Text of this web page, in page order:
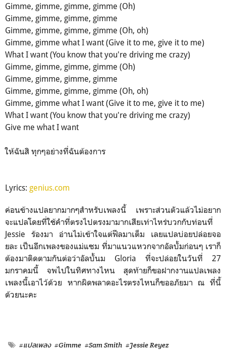
Gimme, gimme, gimme, gimme (Oh)
Gimme, gimme, gimme, gimme
Gimme, gimme, gimme, gimme (Oh, oh)
Gimme, gimme what I want (Give it to me, give it to me)
What I want (You know that you're driving me crazy)
Gimme, gimme, gimme, gimme (Oh)
Gimme, gimme, gimme, gimme
Gimme, gimme, gimme, gimme (Oh, oh)
Gimme, gimme what I want (Give it to me, give it to me)
What I want (You know that you're driving me crazy)
Give me what I want
ให้ฉันสิ ทุกๆอย่างที่ฉันต้องการ
Lyrics: genius.com
ค่อนข้างแปลยากมากๆสำหรับเพลงนี้ เพราะส่วนตัวแล้วไม่อยาก
จะแปลโดยที่ใช้คำที่ตรงไปตรงมามากเสียเท่าไหร่บวกกับท่อนที่
Jessie ร้องมา อ่านไม่เข้าใจแต่ฟีลมาเต็ม เลยแปลบ่อยปล่อยจอ
ยละ เป็นอีกเพลงของแม่แซม ที่มาแนวแหวกจากอัลบั้มก่อนๆ เราก็
ต้องมาติดตามกันต่อว่าอัลบั้นม Gloria ที่จะปล่อยในวันที่ 27
มกราคมนี้ จพไปในทิศทางไหน สุดท้ายก็ขอฝากงานแปลเพลง
เพลงนี้เอาไว้ด้วย หากผิดพลาดอะไรตรงไหนก็ขออภัยมา ณ ที่นี้
ด้วยนะคะ
#แปลเพลง #Gimme #Sam Smith #Jessie Reyez